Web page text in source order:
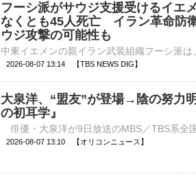
フーシ派がサウジ支援受けるイ
なくとも45人死亡 イラン革命防
ウジ攻撃の可能性も
2026-08-07 13:14 【TBS NEWS DIG】
大泉洋、“盟友”が登場→陰の努力
の初耳学』
2026-08-07 13:10 【オリコンニュース】